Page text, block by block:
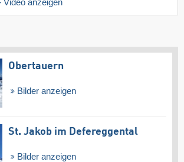
Video anzeigen
Obertauern
Bilder anzeigen
St. Jakob im Defereggental
Bilder anzeigen